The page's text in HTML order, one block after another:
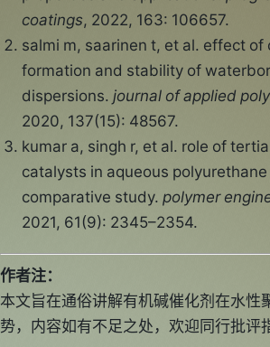
coatings, 2022, 163: 106657.
salmi m, saarinen t, et al. effect of
formation and stability of
dispersions. journal of applied
2020, 137(15): 48567.
kumar a, singh r, et al. role of
catalysts in aqueous
comparative study. polymer
2021, 61(9): 2345–2354.
作者注：
本文旨在通俗讲解有机碱催化剂在水性
势，内容如有不足之处，欢迎同行批评